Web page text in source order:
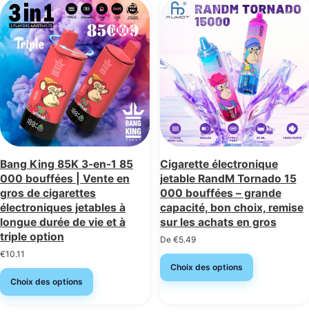
Bang King 85K 3-en-1 85
000 bouffées | Vente en
gros de cigarettes
électroniques jetables à
longue durée de vie et à
triple option
€10.11
Choix des options
Cigarette électronique
jetable RandM Tornado 15
000 bouffées – grande
capacité, bon choix, remise
sur les achats en gros
De €5.49
Choix des options